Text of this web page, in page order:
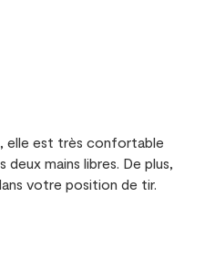
elle est très confortable
mains libres. De plus,
votre position de tir.